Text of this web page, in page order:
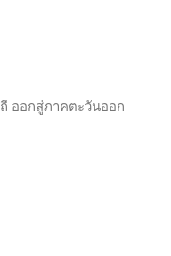
ออกสู่ภาคตะวันออก